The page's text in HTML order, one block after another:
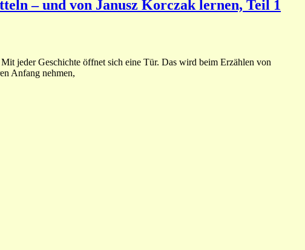
– und von Janusz Korczak lernen, Teil 1
jeder Geschichte öffnet sich eine Tür. Das wird beim Erzählen von
Anfang nehmen,